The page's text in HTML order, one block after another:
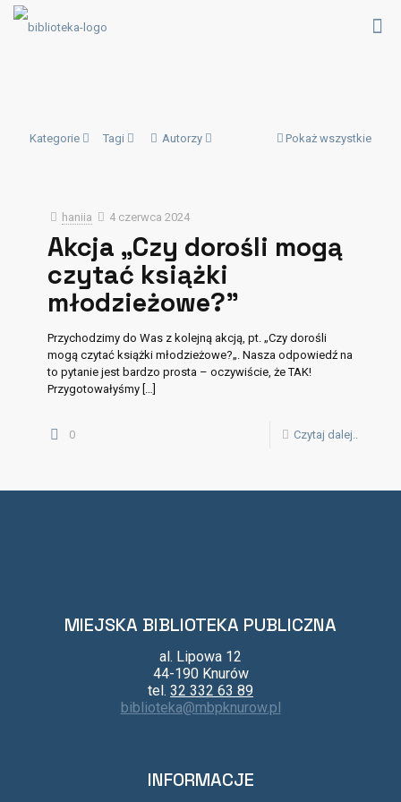
Kategorie Tagi Autorzy Pokaż wszystkie
haniia 4 czerwca 2024
Akcja „Czy dorośli mogą
czytać książki
młodzieżowe?”
Przychodzimy do Was z kolejną akcją, pt. „Czy dorośli
mogą czytać książki młodzieżowe?„. Nasza odpowiedź na
to pytanie jest bardzo prosta – oczywiście, że TAK!
Przygotowałyśmy […]
0 Czytaj dalej..
MIEJSKA BIBLIOTEKA PUBLICZNA
al. Lipowa 12
44-190 Knurów
tel. 32 332 63 89
biblioteka@mbpknurow.pl
INFORMACJE